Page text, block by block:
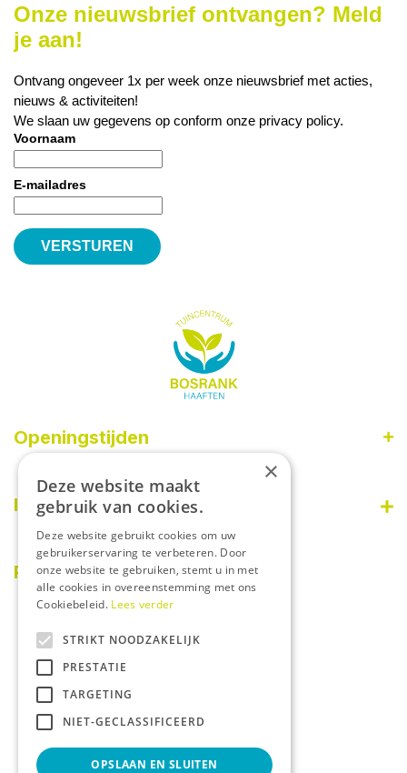
Onze nieuwsbrief ontvangen? Meld
je aan!
Ontvang ongeveer 1x per week onze nieuwsbrief met acties,
nieuws & activiteiten!
We slaan uw gegevens op conform onze privacy policy.
Voornaam
E-mailadres
Openingstijden
Dinsdag
09:00 - 18:00
Woensdag
09:00 - 18:00
Donderdag
Vrijdag
Zaterdag
Zondag
Informatie
Disclaimer
Over ons
Privacy statement
Algemene voorwaarden
Tuincentrum
Dierenwinkel
Kamerplanten
Tuinplanten
PostNL afhaalpunt
×
Deze website maakt
gebruik van cookies.
Deze website gebruikt cookies om uw
gebruikerservaring te verbeteren. Door
onze website te gebruiken, stemt u in met
alle cookies in overeenstemming met ons
Cookiebeleid. Lees verder
STRIKT NOODZAKELIJK
PRESTATIE
TARGETING
NIET-GECLASSIFICEERD
OPSLAAN EN SLUITEN